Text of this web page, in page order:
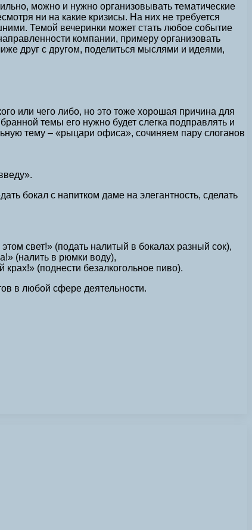
можно и нужно организовывать тематические
ни на какие кризисы. На них не требуется
Темой вечеринки может стать любое событие
компании, примеру организовать
друг с другом, поделиться мыслями и идеями,
или чего либо, но это тоже хорошая причина для
темы его нужно будет слегка подправлять и
тему – «рыцари офиса», сочиняем пару слоганов
бокал с напитком даме на элегантность, сделать
свет!» (подать налитый в бокалах разный сок),
(налить в рюмки воду),
(поднести безалкогольное пиво).
в любой сфере деятельности.